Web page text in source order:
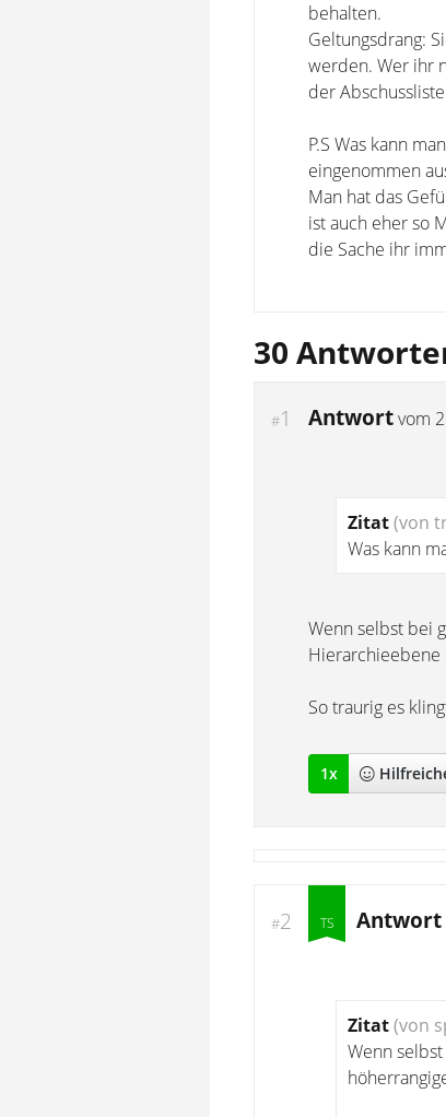
behalten.
Geltungsdrang:
werden. Wer ihr
der
P.S Was kann
eingenommen
Man hat das
ist auch eher so
die Sache ihr
30
#1 Antwortvom
Zitat(von
Was kann
Wenn selbst bei
Hierarchieebene
So traurig es
1x Hilfreich
#2 Antwort
Zitat(von
Wenn